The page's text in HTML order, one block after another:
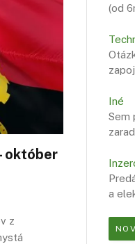
október
z
(od
Iné
Sem
a